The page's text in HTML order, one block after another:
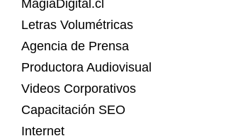
MagiaDigital.cl
Letras Volumétricas
Agencia de Prensa
Productora Audiovisual
Videos Corporativos
Capacitación SEO
Internet